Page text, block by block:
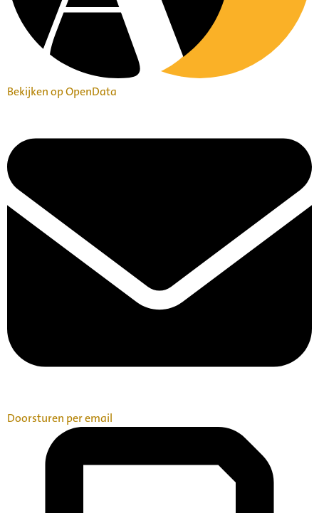
Bekijken op OpenData
Doorsturen per email